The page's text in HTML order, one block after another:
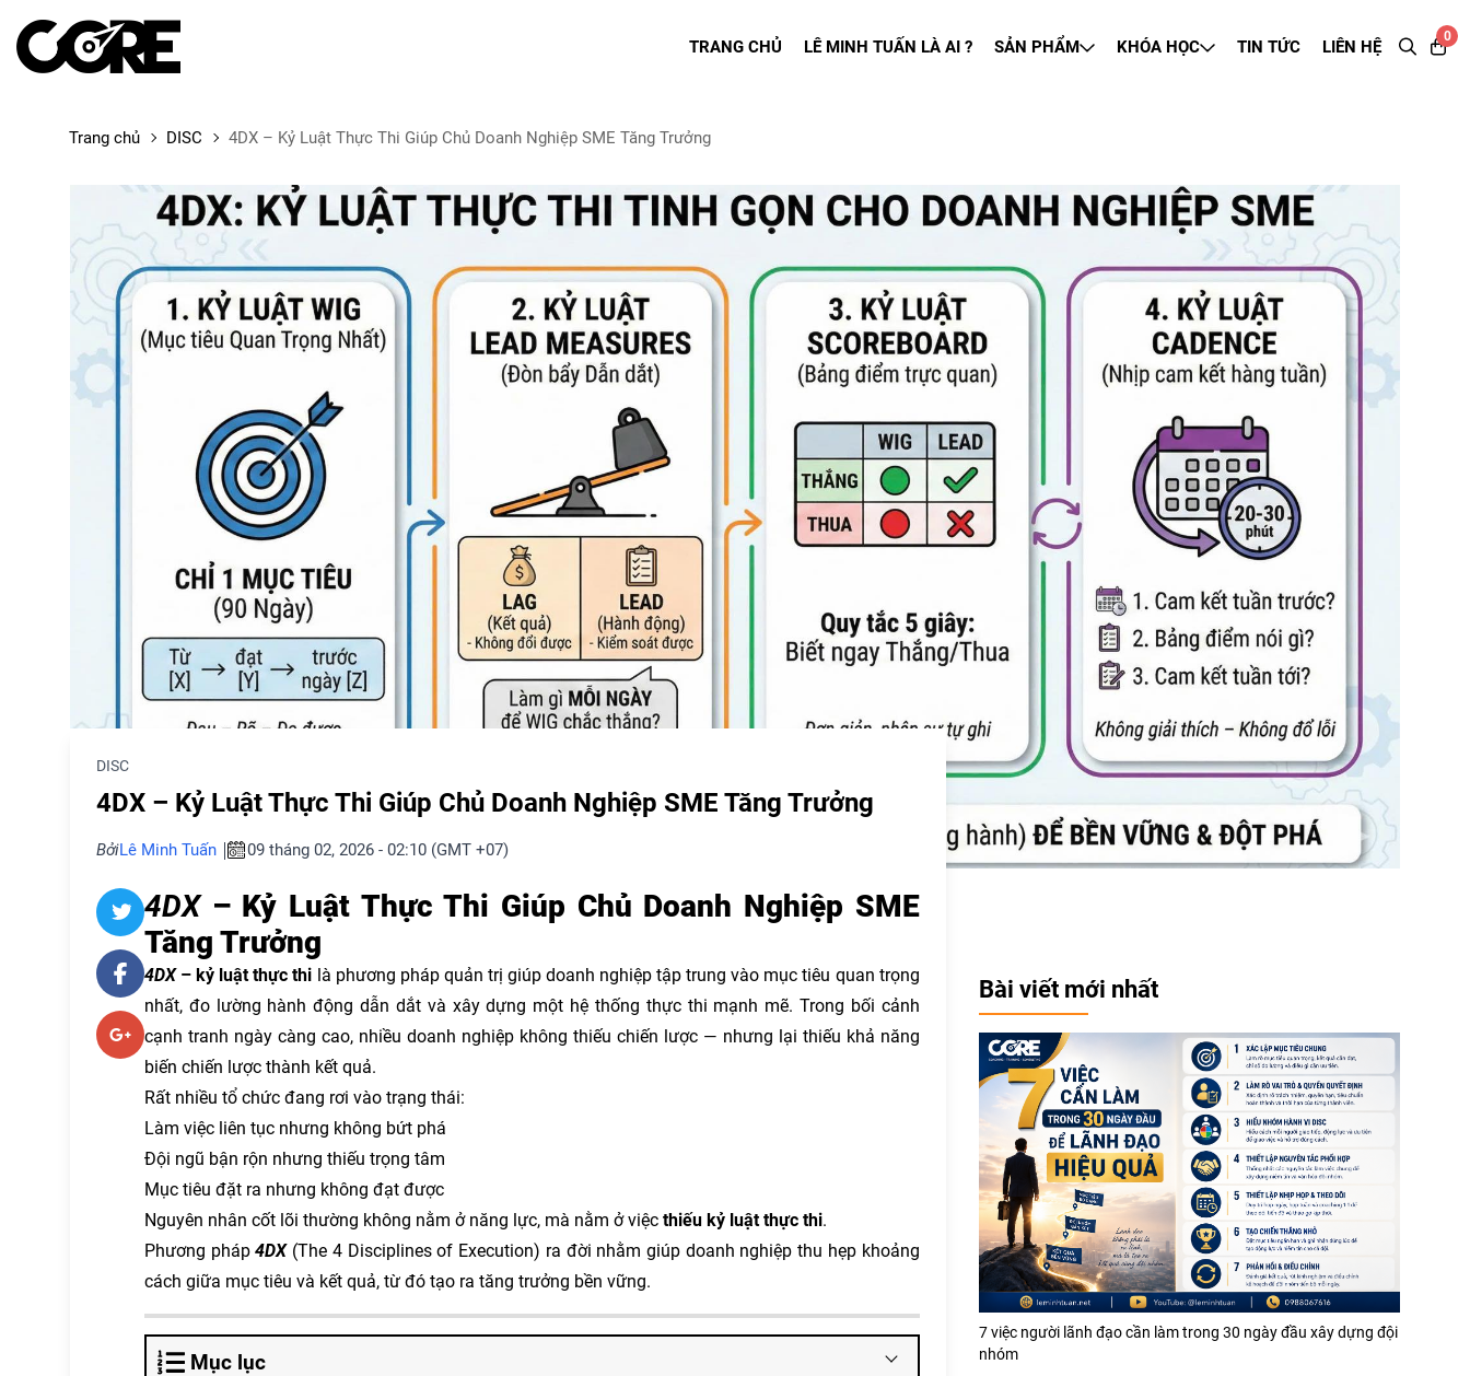
TRANG CHỦ LÊ MINH TUẤN LÀ AI ? SẢN PHẨM KHÓA HỌC TIN TỨC LIÊN HỆ
0
Trang chủ DISC 4DX – Kỷ Luật Thực Thi Giúp Chủ Doanh Nghiệp SME Tăng Trưởng
DISC
4DX – Kỷ Luật Thực Thi Giúp Chủ Doanh Nghiệp SME Tăng Trưởng
BởiLê Minh Tuấn 09 tháng 02, 2026 - 02:10 (GMT +07)
4DX– Kỷ Luật Thực Thi Giúp Chủ Doanh Nghiệp SME
Tăng Trưởng
4DX– kỷ luật thực thi là phương pháp quản trị giúp doanh nghiệp tập trung vào mục tiêu quan trọng
nhất, đo lường hành động dẫn dắt và xây dựng một hệ thống thực thi mạnh mẽ. Trong bối cảnh
cạnh tranh ngày càng cao, nhiều doanh nghiệp không thiếu chiến lược — nhưng lại thiếu khả năng
biến chiến lược thành kết quả.
Rất nhiều tổ chức đang rơi vào trạng thái:
Làm việc liên tục nhưng không bứt phá
Đội ngũ bận rộn nhưng thiếu trọng tâm
Mục tiêu đặt ra nhưng không đạt được
Nguyên nhân cốt lõi thường không nằm ở năng lực, mà nằm ở việc thiếu kỷ luật thực thi.
Phương pháp4DX(The 4 Disciplines of Execution) ra đời nhằm giúp doanh nghiệp thu hẹp khoảng
cách giữa mục tiêu và kết quả, từ đó tạo ra tăng trưởng bền vững.
Mục lục
Bài viết mới nhất
7 việc người lãnh đạo cần làm trong 30 ngày đầu xây dựng đội
nhóm